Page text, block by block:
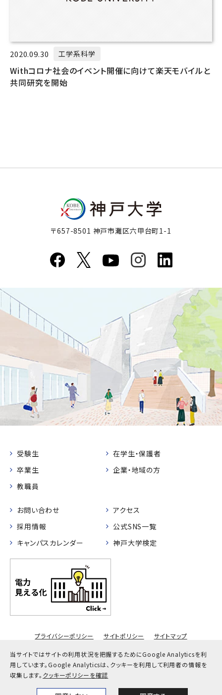
当サイトではサイトの利用状況を把握するためにGoogle Analyticsを利
用しています。Google Analyticsは、クッキーを利用して利用者の情報を
収集します。 クッキーポリシーを確認
2020.09.30 工学系科学
Withコロナ社会のイベント開催に向けて楽天モバイルと
共同研究を開始
〒657-8501 神戸市灘区六甲台町1-1
受験生
在学生・保護者
卒業生
企業・地域の方
教職員
お問い合わせ
アクセス
採用情報
公式SNS一覧
キャンパスカレンダー
神戸大学検定
プライバシーポリシー サイトポリシー サイトマップ
© Kobe University